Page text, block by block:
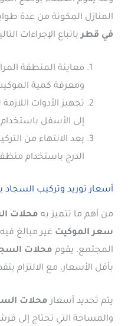
المنازل المكونة من عدة
في قطرباتباع الإجراءات
معاينة المنطقة
ومعرفة كمية
تجهيز الأدوات
إلى الأسفل باستخدام
بعد الانتهاء من
الدرج باستخدام منظف
أسعار توريد وتركيب السجاد
من أهم ما تتميز به محلات
سعر الموكيت غير مبالغ
المجتمع. يقوم محلات
بأقل الأسعار، مع الالتزام
يتم تحديد أسعار محلات
والمساحة التي تحتاج إلى